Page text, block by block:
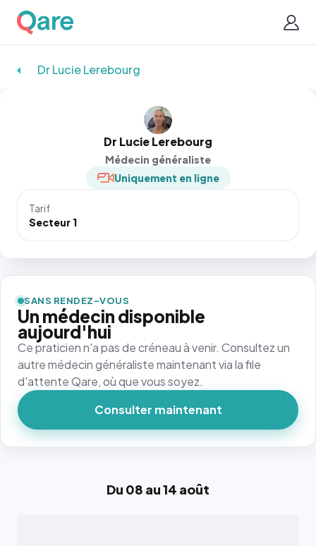
Dr Lucie Lerebourg
Dr Lucie Lerebourg
Médecin généraliste
Uniquement en ligne
Tarif
Secteur 1
Du 08 au 14 août
SANS RENDEZ-VOUS
Un médecin disponible
aujourd'hui
Ce praticien n'a pas de créneau à venir. Consultez un
autre médecin généraliste maintenant via la file
d'attente Qare, où que vous soyez.
Consulter maintenant